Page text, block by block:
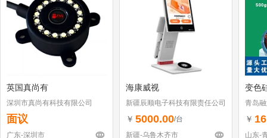
英国真尚有
深圳市真尚有科技有限公司
面议
广东-深圳市
海康威视
新疆辰顺电子科技有限责任公司
￥ 5000.00/台
新疆-乌鲁木齐市
变色
青岛
￥
山东-